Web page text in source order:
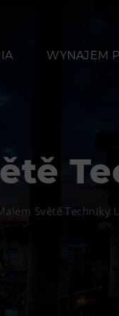
WYNAJEM
Světě Techniky